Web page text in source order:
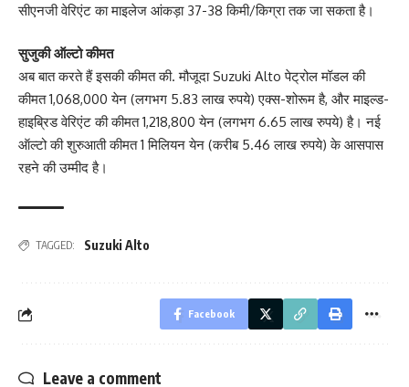
सीएनजी वेरिएंट का माइलेज आंकड़ा 37-38 किमी/किग्रा तक जा सकता है।
सुजुकी ऑल्टो कीमत
अब बात करते हैं इसकी कीमत की. मौजूदा Suzuki Alto पेट्रोल मॉडल की
कीमत 1,068,000 येन (लगभग 5.83 लाख रुपये) एक्स-शोरूम है, और माइल्ड-
हाइब्रिड वेरिएंट की कीमत 1,218,800 येन (लगभग 6.65 लाख रुपये) है। नई
ऑल्टो की शुरुआती कीमत 1 मिलियन येन (करीब 5.46 लाख रुपये) के आसपास
रहने की उम्मीद है।
TAGGED: Suzuki Alto
Facebook
Leave a comment